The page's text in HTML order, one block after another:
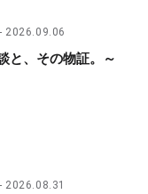
2026.09.06
と、その物証。～
2026.08.31